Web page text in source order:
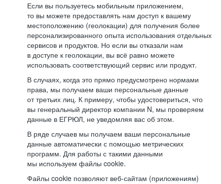
Если вы пользуетесь мобильным приложением,
то вы можете предоставлять нам доступ к вашему
местоположению (геолокации) для получения более
персонализированного опыта использования отдельных
сервисов и продуктов. Но если вы отказали нам
в доступе к геолокации, вы всё равно можете
использовать соответствующий сервис или продукт.
В случаях, когда это прямо предусмотрено нормами
права, мы получаем ваши персональные данные
от третьих лиц. К примеру, чтобы удостовериться, что
вы генеральный директор компании N, мы проверяем
данные в ЕГРЮЛ, не уведомляя вас об этом.
В ряде случаев мы получаем ваши персональные
данные автоматически с помощью метрических
программ. Для работы с такими данными
мы используем файлы cookie.
Файлы cookie позволяют веб-сайтам (приложениям)